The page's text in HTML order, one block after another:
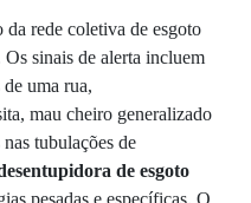
rede coletiva de esgoto
sinais de alerta incluem
uma rua,
mau cheiro generalizado
tubulações de
de esgoto
pesadas e específicas. O